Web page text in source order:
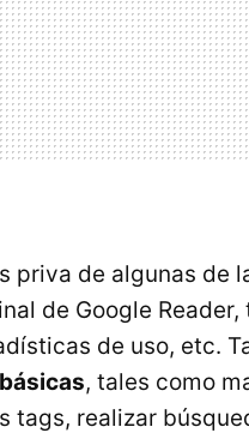
priva de algunas de
de Google
de uso, etc.
, tales como
tags, realizar